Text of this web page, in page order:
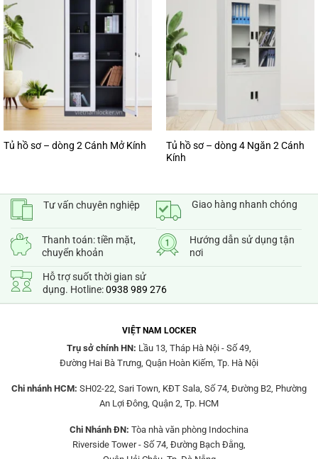
Tủ hồ sơ – dòng 2 Cánh Mở Kính
Tủ hồ sơ – dòng 4 Ngăn 2 Cánh
Kính
Tư vấn chuyên nghiệp Giao hàng nhanh chóng
Thanh toán: tiền mặt,
chuyển khoản
Hướng dẫn sử dụng tận
nơi
Hỗ trợ suốt thời gian sử
dụng. Hotline:0938 989 276
VIỆT NAM LOCKER
Trụ sở chính HN: Lầu 13, Tháp Hà Nội - Số 49,
Đường Hai Bà Trưng, Quận Hoàn Kiếm, Tp. Hà Nội
Chi nhánh HCM: SH02-22, Sari Town, KĐT Sala, Số 74, Đường B2, Phường
An Lợi Đông, Quận 2, Tp. HCM
Chi Nhánh ĐN: Tòa nhà văn phòng Indochina
Riverside Tower - Số 74, Đường Bạch Đằng,